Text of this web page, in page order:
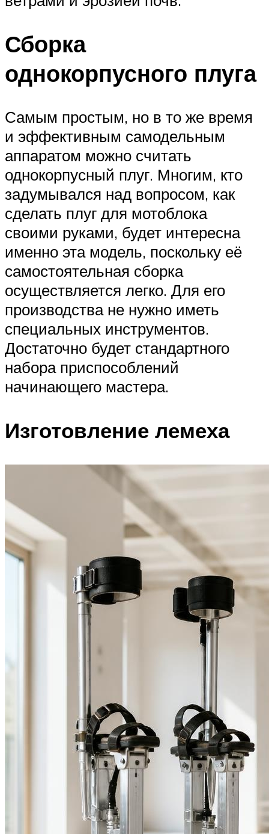
Сборка
однокорпусного плуга
Самым простым, но в то же время
и эффективным самодельным
аппаратом можно считать
однокорпусный плуг. Многим, кто
задумывался над вопросом, как
сделать плуг для мотоблока
своими руками, будет интересна
именно эта модель, поскольку её
самостоятельная сборка
осуществляется легко. Для его
производства не нужно иметь
специальных инструментов.
Достаточно будет стандартного
набора приспособлений
начинающего мастера.
Изготовление лемеха